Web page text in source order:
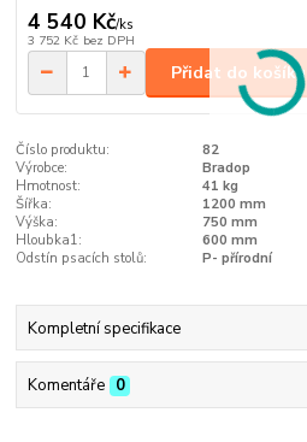
4 540 Kč/ks
3 752 Kč bez DPH
Přidat do košíku
Číslo produktu:
82
Výrobce:
Bradop
Hmotnost:
41 kg
Šířka:
1200 mm
Výška:
750 mm
Hloubka1:
600 mm
Odstín psacích stolů:
P- přírodní
Kompletní specifikace
Komentáře 0